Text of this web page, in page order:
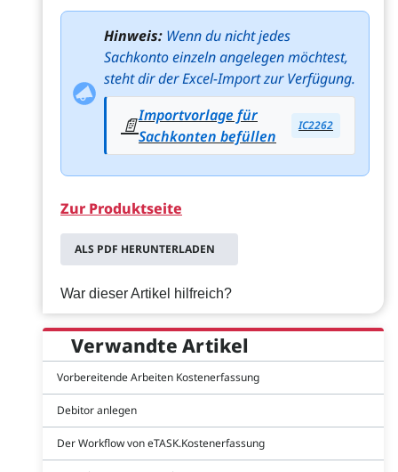
Hinweis: Wenn du nicht jedes
Sachkonto einzeln angelegen möchtest,
steht dir der Excel-Import zur Verfügung.
📄Importvorlage für
Sachkonten befüllen
IC2262
Zur Produktseite
ALS PDF HERUNTERLADEN
War dieser Artikel hilfreich?
Verwandte Artikel
Vorbereitende Arbeiten Kostenerfassung
Debitor anlegen
Der Workflow von eTASK.Kostenerfassung